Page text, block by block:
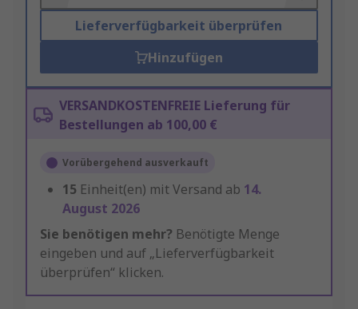
Lieferverfügbarkeit überprüfen
Hinzufügen
VERSANDKOSTENFREIE Lieferung für
Bestellungen ab 100,00 €
Vorübergehend ausverkauft
15 Einheit(en) mit Versand ab 14.
August 2026
Sie benötigen mehr? Benötigte Menge
eingeben und auf „Lieferverfügbarkeit
überprüfen“ klicken.